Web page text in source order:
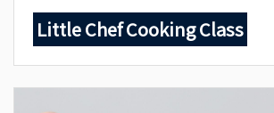
Little Chef Cooking Class